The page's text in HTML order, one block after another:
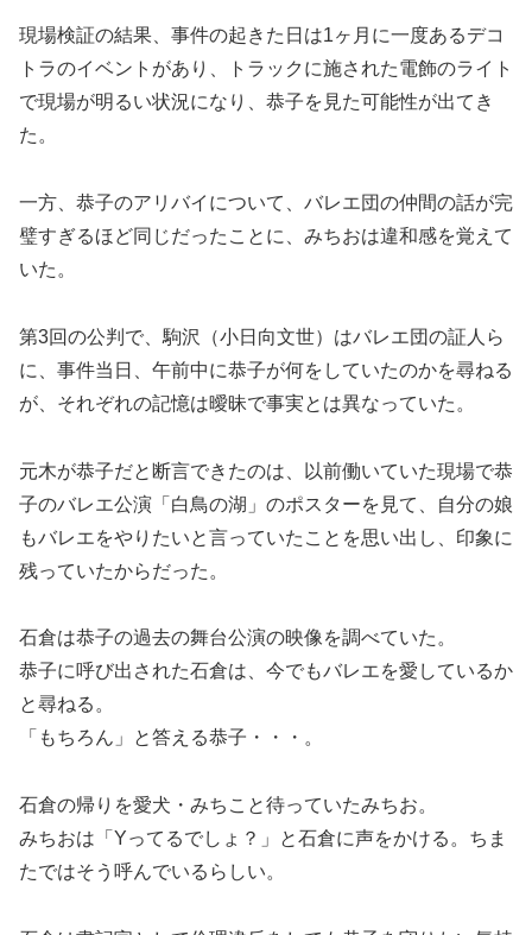
現場検証の結果、事件の起きた日は1ヶ月に一度あるデコ
トラのイベントがあり、トラックに施された電飾のライト
で現場が明るい状況になり、恭子を見た可能性が出てき
た。
一方、恭子のアリバイについて、バレエ団の仲間の話が完
璧すぎるほど同じだったことに、みちおは違和感を覚えて
いた。
第3回の公判で、駒沢（小日向文世）はバレエ団の証人ら
に、事件当日、午前中に恭子が何をしていたのかを尋ねる
が、それぞれの記憶は曖昧で事実とは異なっていた。
元木が恭子だと断言できたのは、以前働いていた現場で恭
子のバレエ公演「白鳥の湖」のポスターを見て、自分の娘
もバレエをやりたいと言っていたことを思い出し、印象に
残っていたからだった。
石倉は恭子の過去の舞台公演の映像を調べていた。
恭子に呼び出された石倉は、今でもバレエを愛しているか
と尋ねる。
「もちろん」と答える恭子・・・。
石倉の帰りを愛犬・みちこと待っていたみちお。
みちおは「Yってるでしょ？」と石倉に声をかける。ちま
たではそう呼んでいるらしい。